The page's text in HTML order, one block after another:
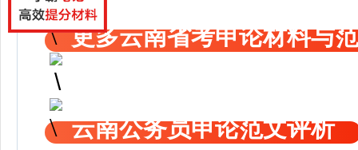
更多云南省考申论材料与
云南公务员申论范文评析